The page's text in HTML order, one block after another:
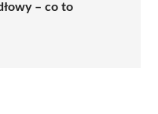
– co to